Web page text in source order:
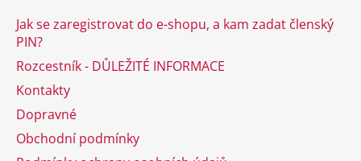
c
p
r
Jak se zaregistrovat do e-shopu, a kam zadat členský
PIN?
Rozcestník - DŮLEŽITÉ INFORMACE
Kontakty
Dopravné
Obchodní podmínky